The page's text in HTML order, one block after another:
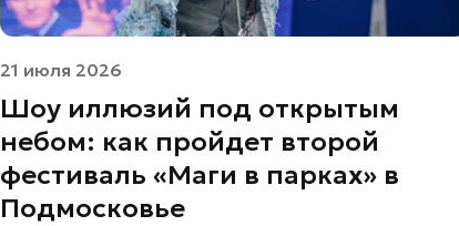
21 июля 2026
Шоу иллюзий под открытым
небом: как пройдет второй
фестиваль «Маги в парках» в
Подмосковье